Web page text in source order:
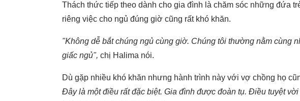
Thách thức tiếp theo dành cho gia đình là chăm sóc những đứa
riêng việc cho ngủ đúng giờ cũng rất khó khăn.
"Không dễ bắt chúng ngủ cùng giờ. Chúng tôi thường nằm cùng
giấc ngủ", chị Halima nói.
Dù gặp nhiều khó khăn nhưng hành trình này với vợ chồng họ
Đây là một điều rất đặc biệt. Gia đình được đoàn tụ. Điều tuyệt